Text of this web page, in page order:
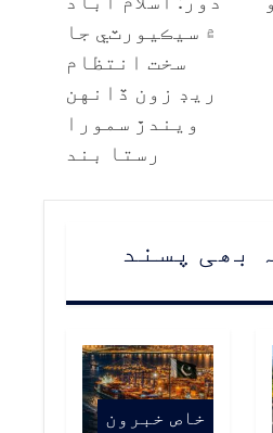
۾ سيڪيورٽي جا
سخت انتظام
ريڊ زون ڏانهن
ويندڙ سمورا
رستا بند
بھی پسند
خاص خبرون